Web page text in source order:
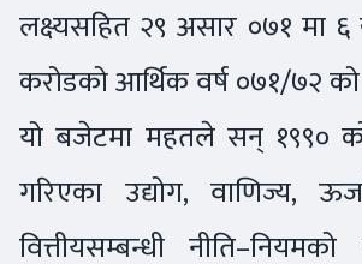
लक्ष्यसहित २९ असार ०७१ मा ६
करोडको आर्थिक वर्ष ०७१/७२
यो बजेटमा महतले सन् १९९०
गरिएका उद्योग, वाणिज्य,
वित्तीयसम्बन्धी